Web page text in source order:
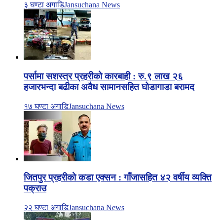
३ घण्टा अगाडिJansuchana News
पर्सामा सशस्त्र प्रहरीको कारबाही : रु.९ लाख २६
हजारभन्दा बढीका अवैध सामानसहित घोडागाडा बरामद
१७ घण्टा अगाडिJansuchana News
जितपुर प्रहरीको कडा एक्सन : गाँजासहित ४२ वर्षीय व्यक्ति
पक्राउ
२२ घण्टा अगाडिJansuchana News